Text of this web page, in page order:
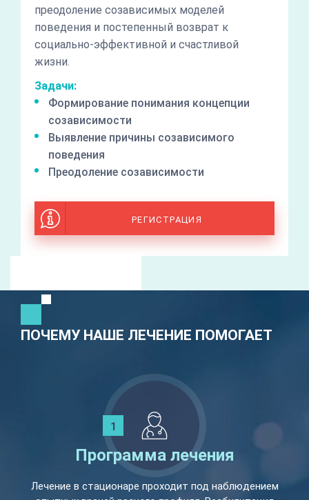
преодоление созависимых моделей
поведения и постепенный возврат к
социально-эффективной и счастливой
жизни.
Задачи:
Формирование понимания концепции
созависимости
Выявление причины созависимого
поведения
Преодоление созависимости
РЕГИСТРАЦИЯ
ПОЧЕМУ НАШЕ ЛЕЧЕНИЕ ПОМОГАЕТ
Программа лечения
Лечение в стационаре проходит под наблюдением